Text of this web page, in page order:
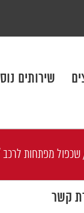
שירותים
שכפול מפתחות לרכב
קשר